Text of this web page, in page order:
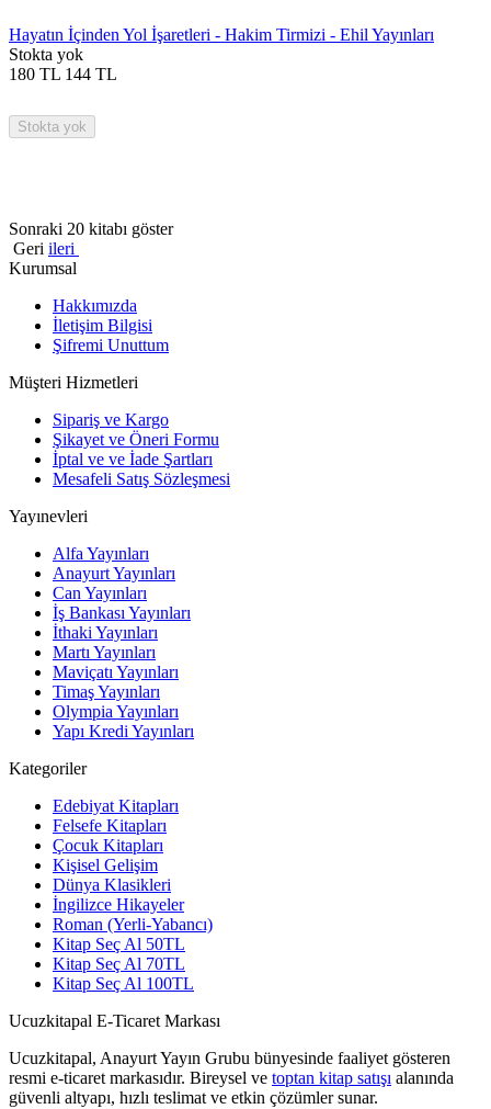
Hayatın İçinden Yol İşaretleri - Hakim Tirmizi - Ehil Yayınları
Stokta yok
180 TL 144 TL
Stokta yok
Sonraki 20 kitabı göster
Geri ileri
Kurumsal
Hakkımızda
İletişim Bilgisi
Şifremi Unuttum
Müşteri Hizmetleri
Sipariş ve Kargo
Şikayet ve Öneri Formu
İptal ve ve İade Şartları
Mesafeli Satış Sözleşmesi
Yayınevleri
Alfa Yayınları
Anayurt Yayınları
Can Yayınları
İş Bankası Yayınları
İthaki Yayınları
Martı Yayınları
Maviçatı Yayınları
Timaş Yayınları
Olympia Yayınları
Yapı Kredi Yayınları
Kategoriler
Edebiyat Kitapları
Felsefe Kitapları
Çocuk Kitapları
Kişisel Gelişim
Dünya Klasikleri
İngilizce Hikayeler
Roman (Yerli-Yabancı)
Kitap Seç Al 50TL
Kitap Seç Al 70TL
Kitap Seç Al 100TL
Ucuzkitapal E-Ticaret Markası
Ucuzkitapal, Anayurt Yayın Grubu bünyesinde faaliyet gösteren
resmi e-ticaret markasıdır. Bireysel ve toptan kitap satışı alanında
güvenli altyapı, hızlı teslimat ve etkin çözümler sunar.